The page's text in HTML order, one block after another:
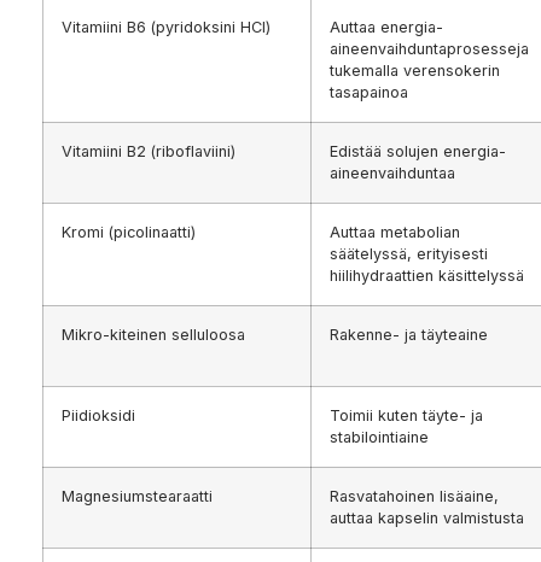
Vitamiini B6 (pyridoksini HCl)
Auttaa energia-
aineenvaihduntaprosesseja
tukemalla verensokerin
tasapainoa
Vitamiini B2 (riboflaviini)
Edistää solujen energia-
aineenvaihduntaa
Kromi (picolinaatti)
Auttaa metabolian
säätelyssä, erityisesti
hiilihydraattien käsittelyssä
Mikro-kiteinen selluloosa Rakenne- ja täyteaine
Piidioksidi
Toimii kuten täyte- ja
stabilointiaine
Magnesiumstearaatti
Rasvatahoinen lisäaine,
auttaa kapselin valmistusta